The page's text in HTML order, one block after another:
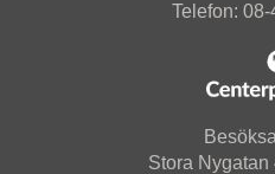
Telefon:
Stora Nygatan